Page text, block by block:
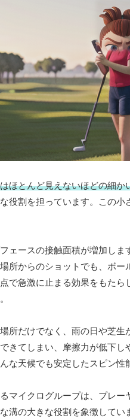
ほとんど見えないほどの細か
役割を担っています。この
ェースの接触面積が増加しま
所からのショットでも、ボ
で急激に止まる効果をもたら
所だけでなく、雨の日や芝
きてしまい、摩擦力が低下し
な天候でも安定したスピン性
マイクログループは、プレー
溝の大きな役割を象徴してい